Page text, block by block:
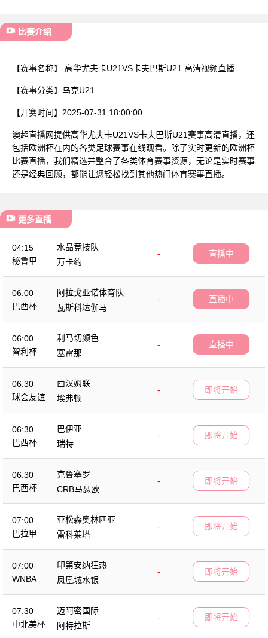
比赛介绍
【赛事名称】 高华尤夫卡U21VS卡夫巴斯U21 高清视频直播
【赛事分类】 乌克U21
【开赛时间】 2025-07-31 18:00:00
澳超直播网提供高华尤夫卡U21VS卡夫巴斯U21赛事高清直播，还
包括欧洲杯在内的各类足球赛事在线观看。除了实时更新的欧洲杯
比赛直播，我们精选并整合了各类体育赛事资源，无论是实时赛事
还是经典回顾，都能让您轻松找到其他热门体育赛事直播。
更多直播
04:15
秘鲁甲
水晶竞技队
-
万卡约
直播中
06:00
巴西杯
阿拉戈亚诺体育队
-
瓦斯科达伽马
直播中
06:00
智利杯
利马切颜色
-
塞雷那
直播中
06:30
球会友谊
西汉姆联
-
埃弗顿
即将开始
06:30
巴西杯
巴伊亚
-
瑞特
即将开始
06:30
巴西杯
克鲁塞罗
-
CRB马瑟欧
即将开始
07:00
巴拉甲
亚松森奥林匹亚
-
雷科莱塔
即将开始
07:00
WNBA
印第安纳狂热
-
凤凰城水银
即将开始
07:30
中北美杯
迈阿密国际
-
阿特拉斯
即将开始